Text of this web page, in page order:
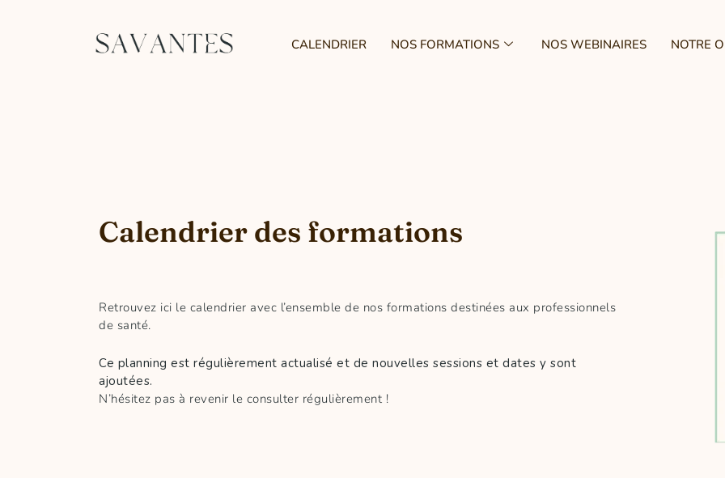
CALENDRIER NOS FORMATIONS NOS WEBINAIRES NOTRE
Calendrier des formations
Retrouvez ici le calendrier avec l’ensemble de nos formations destinées aux professionnels
de santé.
Ce planning est régulièrement actualisé et de nouvelles sessions et dates y sont
ajoutées.
N’hésitez pas à revenir le consulter régulièrement !